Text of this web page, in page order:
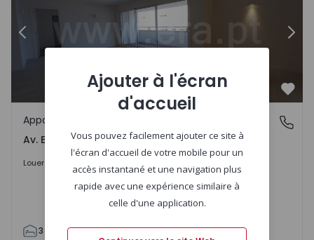
Précédent
Av. Boavista, Porto
Appartement
Av. Boavista, Porto
Louer 2.300 € /mois
3 2 132 142 2 4
Ajouter à l'écran
d'accueil
Vous pouvez facilement ajouter ce site à
l'écran d'accueil de votre mobile pour un
accès instantané et une navigation plus
rapide avec une expérience similaire à
celle d'une application.